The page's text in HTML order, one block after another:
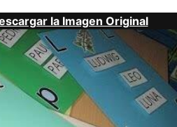
la Imagen Original